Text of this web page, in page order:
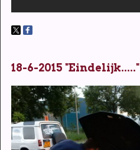
18-6-2015 "Eindelijk....."